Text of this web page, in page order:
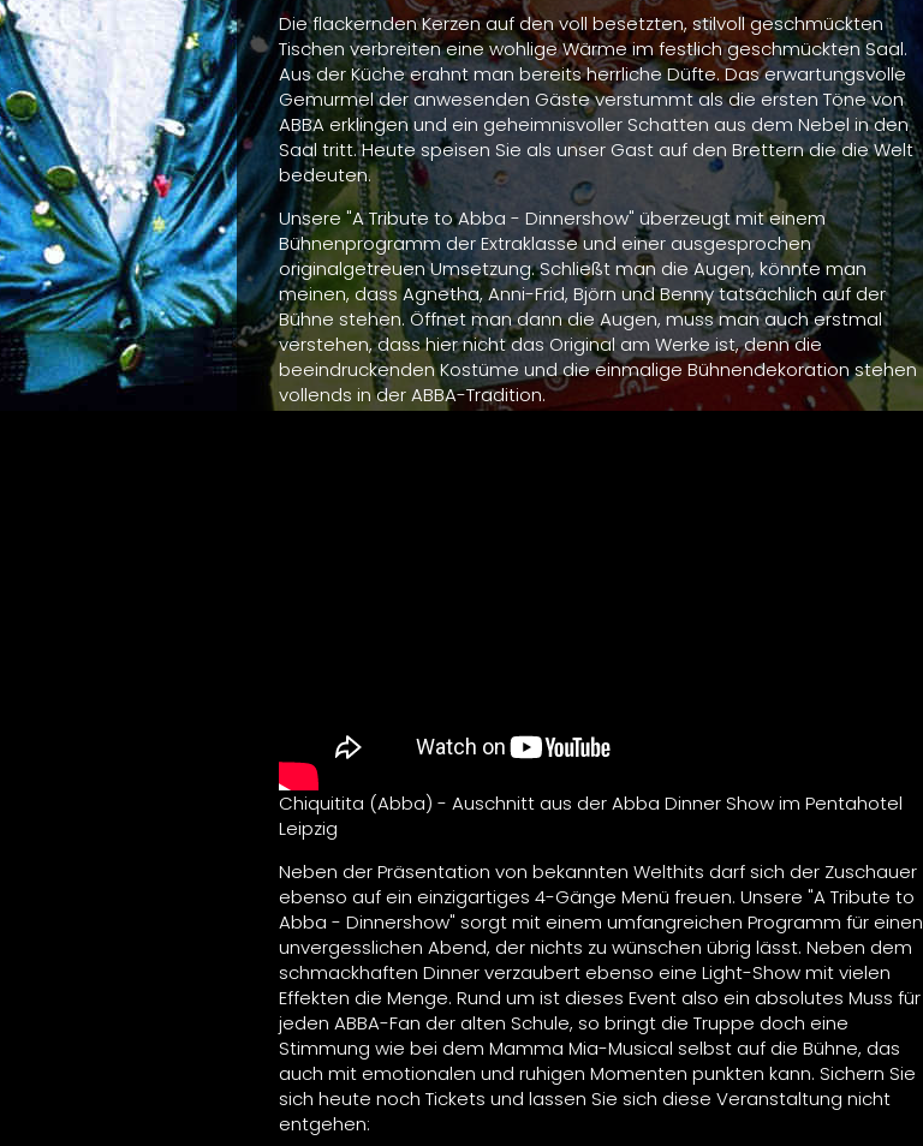
Die flackernden Kerzen auf den voll besetzten, stilvoll geschmückten
Tischen verbreiten eine wohlige Wärme im festlich geschmückten Saal.
Aus der Küche erahnt man bereits herrliche Düfte. Das erwartungsvolle
Gemurmel der anwesenden Gäste verstummt als die ersten Töne von
ABBA erklingen und ein geheimnisvoller Schatten aus dem Nebel in den
Saal tritt. Heute speisen Sie als unser Gast auf den Brettern die die Welt
bedeuten.
Unsere "A Tribute to Abba - Dinnershow" überzeugt mit einem
Bühnenprogramm der Extraklasse und einer ausgesprochen
originalgetreuen Umsetzung. Schließt man die Augen, könnte man
meinen, dass Agnetha, Anni-Frid, Björn und Benny tatsächlich auf der
Bühne stehen. Öffnet man dann die Augen, muss man auch erstmal
verstehen, dass hier nicht das Original am Werke ist, denn die
beeindruckenden Kostüme und die einmalige Bühnendekoration stehen
vollends in der ABBA-Tradition.
Chiquitita (Abba) - Auschnitt aus der Abba Dinner Show im Pentahotel
Leipzig
Neben der Präsentation von bekannten Welthits darf sich der Zuschauer
ebenso auf ein einzigartiges 4-Gänge Menü freuen. Unsere "A Tribute to
Abba - Dinnershow" sorgt mit einem umfangreichen Programm für einen
unvergesslichen Abend, der nichts zu wünschen übrig lässt. Neben dem
schmackhaften Dinner verzaubert ebenso eine Light-Show mit vielen
Effekten die Menge. Rund um ist dieses Event also ein absolutes Muss für
jeden ABBA-Fan der alten Schule, so bringt die Truppe doch eine
Stimmung wie bei dem Mamma Mia-Musical selbst auf die Bühne, das
auch mit emotionalen und ruhigen Momenten punkten kann. Sichern Sie
sich heute noch Tickets und lassen Sie sich diese Veranstaltung nicht
entgehen: